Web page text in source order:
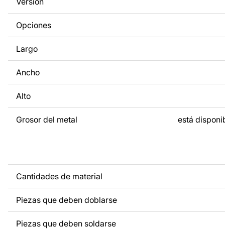
a tus necesidades. Si necesitas un diseño personalizado
metal, ponte en contacto con nosotros.
Si tienes alguna pregunta o necesitas ayuda, ponte en
cualquier momento: estamos siempre listos para ayudarte.
Opciones
Largo
Ancho
Alto
Grosor del metal
está
Cantidades de material
Piezas que deben doblarse
Piezas que deben soldarse